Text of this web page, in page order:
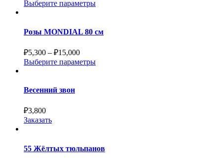
Выберите параметры
Розы MONDIAL 80 см
₽5,300 – ₽15,000
Выберите параметры
Весенний звон
₽3,800
Заказать
55 Жёлтых тюльпанов